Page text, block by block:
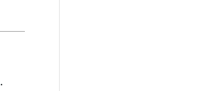
.